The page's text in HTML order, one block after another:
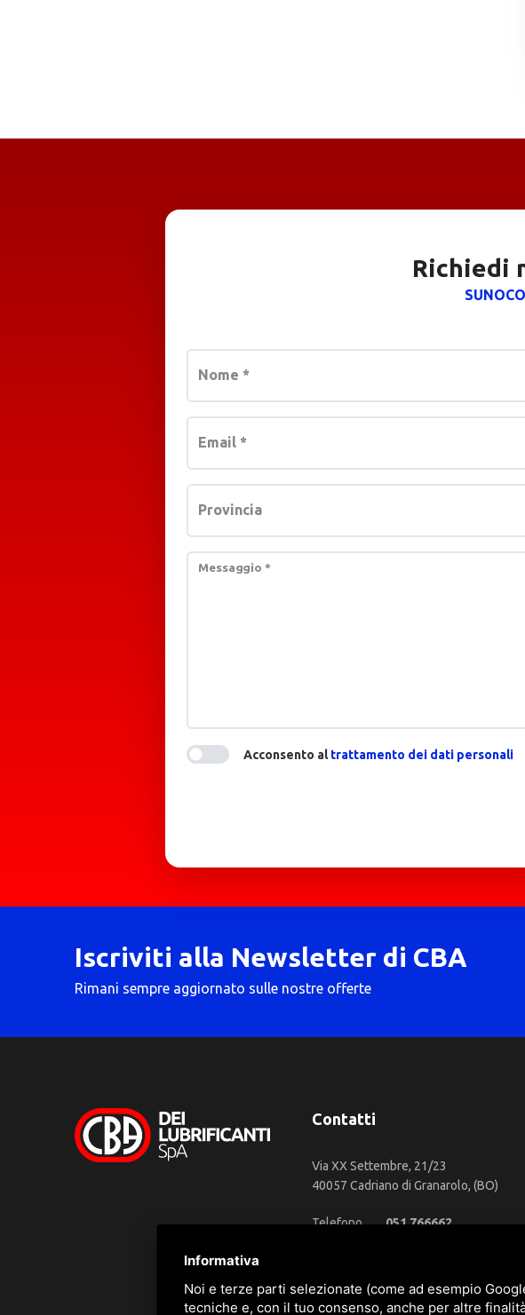
Richiedi
Nome *
Email *
Provincia
Messaggio *
Acconsento altrattamento dei dati personali
Iscriviti alla Newsletter di CBA
Rimani sempre aggiornato sulle nostre offerte
Contatti
Via XX Settembre, 21/23
40057 Cadriano di Granarolo, (BO)
Telefono
051 766662
Informativa
Noi e terze parti selezionate (come ad esempio
tecniche e, con il tuo consenso, anche per altre